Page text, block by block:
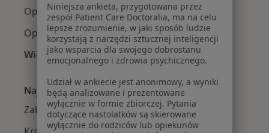
Optometryści Wola
Optometryści Ursynów
Więcej (11)
Więcej w kategorii: Optometryści w pobliżu
Najczęście leczone choroby
Zaburzenia akomodacji w Warszawie
Niniejsza ankieta, przygotowana przez
zespół Patient Care Doctoralia, ma na celu
lepsze zrozumienie, w jaki sposób ludzie
korzystają z narzędzi sztucznej inteligencji
jako wsparcia dla swojego dobrostanu
emocjonalnego i zdrowia psychicznego.
Udział w ankiecie jest anonimowy, a wyniki
będą analizowane i prezentowane
wyłącznie w formie zbiorczej. Pytania
dotyczące nastolatków są skierowane
wyłącznie do rodziców lub opiekunów